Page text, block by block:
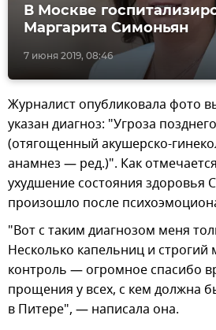
7 июня 2019, 08:46
В Москве
Маргарита Симоньян
Журналист опубликовала фото
указан диагноз: "Угроза
(отягощенный акушерско-
анамнез — ред.)". Как
ухудшение состояния здоровья
произошло после
"Вот с таким диагнозом меня
Несколько капельниц и строгий
контроль — огромное спасибо
прощения у всех, с кем должна
в Питере", — написала она.